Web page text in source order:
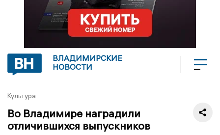
ВЛАДИМИРСКИЕ
НОВОСТИ
Культура
Во Владимире наградили
отличившихся выпускников